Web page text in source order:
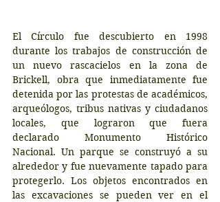
El Círculo fue descubierto en 1998
durante los trabajos de construcción de
un nuevo rascacielos en la zona de
Brickell, obra que inmediatamente fue
detenida por las protestas de académicos,
arqueólogos, tribus nativas y ciudadanos
locales, que lograron que fuera
declarado Monumento Histórico
Nacional. Un parque se construyó a su
alrededor y fue nuevamente tapado para
protegerlo. Los objetos encontrados en
las excavaciones se pueden ver en el